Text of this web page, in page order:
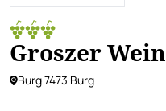
Groszer Wein
Burg 7473 Burg